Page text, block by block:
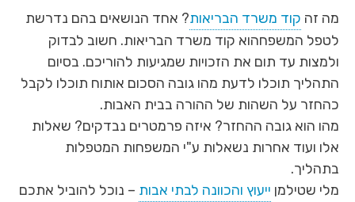
מה זה קוד משרד הבריאות? אחד הנושאים בהם נדרשת
לטפל המשפחהוא קוד משרד הבריאות. חשוב לבדוק
ולמצות עד תום את הזכויות שמגיעות להוריכם. בסיום
התהליך תוכלו לדעת מהו גובה הסכום אותוח תוכלו לקבל
כהחזר על השהות של ההורה בבית האבות.
מהו הוא גובה ההחזר? איזה פרמטרים נבדקים? שאלות
אלו ועוד אחרות נשאלות ע"י המשפחות המטפלות
בתהליך.
מלי שטילמן ייעוץ והכוונה לבתי אבות – נוכל להוביל אתכם